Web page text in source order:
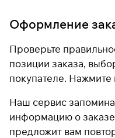
Оформление
Проверьте
позиции заказа,
покупателе. Нажмите
Наш сервис
информацию о
предложит вам